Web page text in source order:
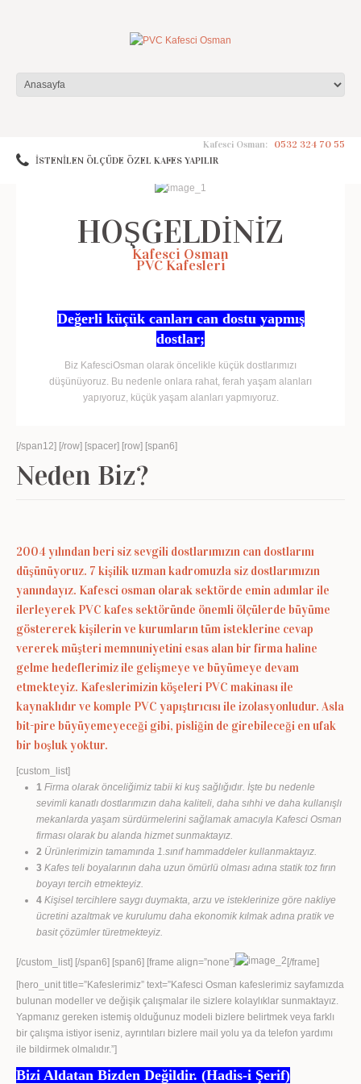
0532 324 70 55
Kafesci Osman:
İSTENİLEN ÖLÇÜDE ÖZEL KAFES YAPILIR
HOŞGELDİNİZ
Kafesci Osman
PVC Kafesleri
Değerli küçük canları can dostu yapmış
dostlar;
Biz KafesciOsman olarak öncelikle küçük dostlarımızı
düşünüyoruz. Bu nedenle onlara rahat, ferah yaşam alanları
yapıyoruz, küçük yaşam alanları yapmıyoruz.
[/span12] [/row] [spacer] [row] [span6]
Neden Biz?
2004 yılından beri siz sevgili dostlarımızın can dostlarını
düşünüyoruz. 7 kişilik uzman kadromuzla siz dostlarımızın
yanındayız. Kafesci osman olarak sektörde emin adımlar ile
ilerleyerek PVC kafes sektöründe önemli ölçülerde büyüme
göstererek kişilerin ve kurumların tüm isteklerine cevap
vererek müşteri memnuniyetini esas alan bir firma haline
gelme hedeflerimiz ile gelişmeye ve büyümeye devam
etmekteyiz. Kafeslerimizin köşeleri PVC makinası ile
kaynaklıdır ve komple PVC yapıştırıcısı ile izolasyonludur. Asla
bit-pire büyüyemeyeceği gibi, pisliğin de girebileceği en ufak
bir boşluk yoktur.
[custom_list]
1 Firma olarak önceliğimiz tabii ki kuş sağlığıdır. İşte bu nedenle
sevimli kanatlı dostlarımızın daha kaliteli, daha sıhhi ve daha kullanışlı
mekanlarda yaşam sürdürmelerini sağlamak amacıyla Kafesci Osman
firması olarak bu alanda hizmet sunmaktayız.
2 Ürünlerimizin tamamında 1.sınıf hammaddeler kullanmaktayız.
3 Kafes teli boyalarının daha uzun ömürlü olması adına statik toz fırın
boyayı tercih etmekteyiz.
4 Kişisel tercihlere saygı duymakta, arzu ve isteklerinize göre nakliye
ücretini azaltmak ve kurulumu daha ekonomik kılmak adına pratik ve
basit çözümler türetmekteyiz.
[/custom_list] [/span6] [span6] [frame align=”none”] [/frame]
[hero_unit title=”Kafeslerimiz” text=”Kafesci Osman kafeslerimiz sayfamızda
bulunan modeller ve değişik çalışmalar ile sizlere kolaylıklar sunmaktayız.
Yapmanız gereken istemiş olduğunuz modeli bizlere belirtmek veya farklı
bir çalışma istiyor iseniz, ayrıntıları bizlere mail yolu ya da telefon yardımı
ile bildirmek olmalıdır.”]
Bizi Aldatan Bizden Değildir. (Hadis-i Şerif)